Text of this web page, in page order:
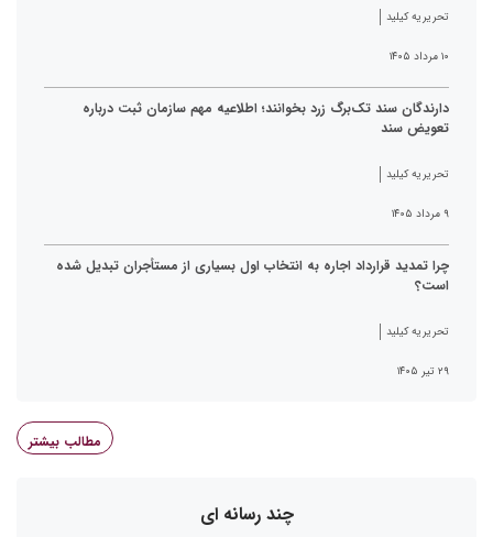
تحریریه کیلید
۱۰ مرداد ۱۴۰۵
دارندگان سند تک‌برگ زرد بخوانند؛ اطلاعیه مهم سازمان ثبت درباره
تعویض سند
تحریریه کیلید
۹ مرداد ۱۴۰۵
چرا تمدید قرارداد اجاره به انتخاب اول بسیاری از مستأجران تبدیل شده
است؟
تحریریه کیلید
۲۹ تیر ۱۴۰۵
مطالب بیشتر
چند رسانه ای